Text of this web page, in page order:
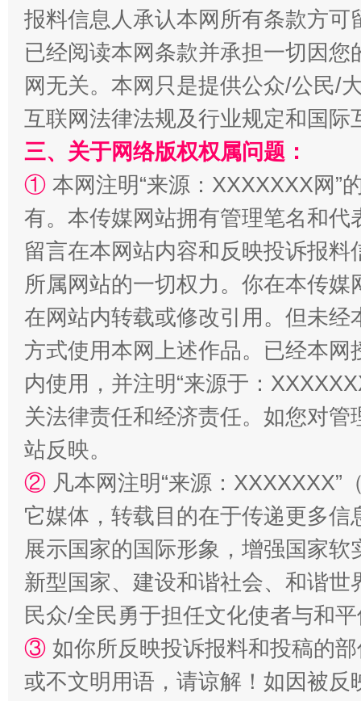
报料信息人承认本网所有条款方
已经阅读本网条款并承担一切因
网无关。本网只是提供公众/公民/
互联网法律法规及行业规定和国
三、关于网络版权权属问题：
① 本网注明“来源：XXXXXXX网”
有。本传媒网站拥有管理笔名和
留言在本网站内容和反映投诉报
所属网站的一切权力。你在本传
在网站内转载或修改引用。但未
方式使用本网上述作品。已经本
内使用，并注明“来源于：
关法律责任和经济责任。如您对
站反映。
② 凡本网注明“来源：
它媒体，转载目的在于传递更多
展示国家的国际形象，增强国家
新型国家、建设和谐社会、和谐
民众/全民勇于担任文化使者与和
③ 如你所反映投诉报料和投稿的
或不文明用语，请谅解！如因被